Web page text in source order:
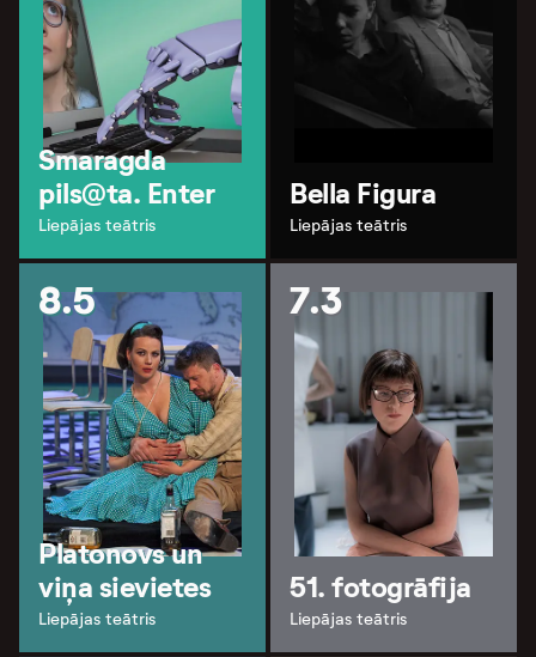
Smaragda
pils@ta. Enter
Liepājas teātris
Bella Figura
Liepājas teātris
8.5
Platonovs un
viņa sievietes
Liepājas teātris
7.3
51. fotogrāfija
Liepājas teātris